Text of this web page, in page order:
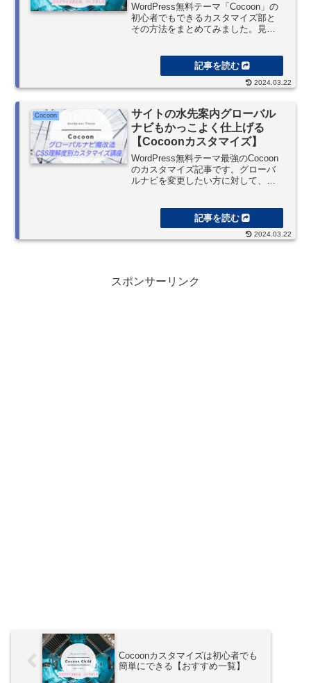
WordPress無料テーマ「Cocoon」の
初心者でもできるカスタマイズ部と
その方法をまとめてみました。見出
連記事」などもデザイン可能。ボタ
ンやバッジ、ボックスデザインや
Cocoonおすすめ機能のカルーセルの
2024.03.22
Cocoon
サイトの水先案内グローバル
ナビもかっこよく仕上げる
【Cocoonカスタマイズ】
WordPress無料テーマ最強のCocoon
のカスタマイズ記事です。グローバ
ルナビを変更したい方に対して、
要のものからアニメーションを駆使
して魔改造する上級編までありま
す。CSSコードのコピペで使用でき
2024.03.22
スポンサーリンク
Cocoonカスタマイズは初心者でも
簡単にできる【おすすめ一覧】